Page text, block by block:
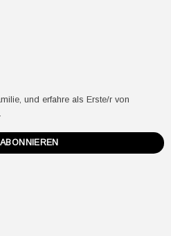
und erfahre als Erste/r von
ABONNIEREN